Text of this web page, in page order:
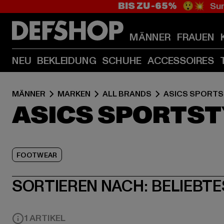
BIS ZU -65% 😲💥
MÄNNER FRAUEN
NEU BEKLEIDUNG SCHUHE ACCESSOIRES
MÄNNER MARKEN ALL BRANDS ASICS
ASICS
FOOTWEAR
SORTIEREN NACH:
1 ARTIKEL